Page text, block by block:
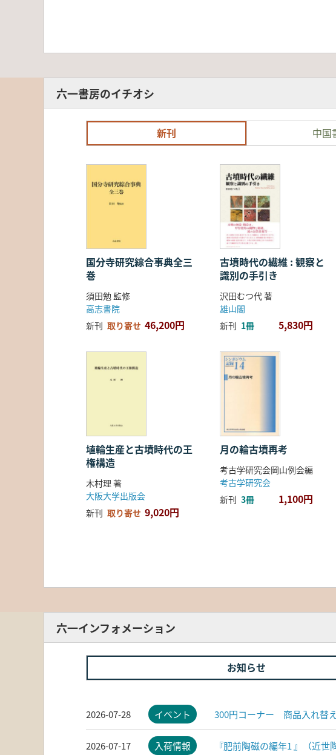
六一書房のイチオシ
新刊 中国
国分寺研究綜合事典全三
巻
須田勉 監修
高志書院
新刊 取り寄せ 46,200円
古墳時代の繊維 : 観察と
識別の手引き
沢田むつ代 著
雄山閣
新刊 1冊 5,830円
埴輪生産と古墳時代の王
権構造
木村理 著
大阪大学出版会
新刊 取り寄せ 9,020円
月の輪古墳再考
考古学研究会岡山例会編
考古学研究会
新刊 3冊 1,100円
六一インフォメーション
お知らせ
2026-07-28 イベント 300円コーナー 商品入れ替
2026-07-17 入荷情報 『肥前陶磁の編年1 』（近